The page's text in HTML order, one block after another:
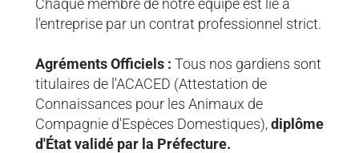
Chaque membre de notre équipe est lié à
l'entreprise par un contrat professionnel strict.
Agréments Officiels : Tous nos gardiens sont
titulaires de l'ACACED (Attestation de
Connaissances pour les Animaux de
Compagnie d'Espèces Domestiques),diplôme
d'État validé par la Préfecture.